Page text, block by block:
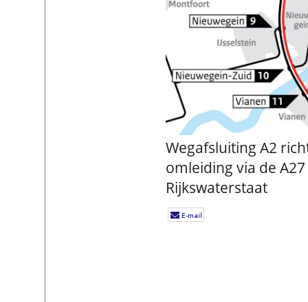
Wegafsluiting A2
omleiding via de
Rijkswaterstaat